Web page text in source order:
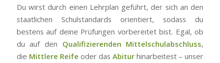
Du wirst durch einen Lehrplan geführt, der sich an den
staatlichen Schulstandards orientiert, sodass du
bestens auf deine Prüfungen vorbereitet bist. Egal, ob
du auf den Qualifizierenden Mittelschulabschluss,
die Mittlere Reife oder dasAbiturhinarbeitest – unser